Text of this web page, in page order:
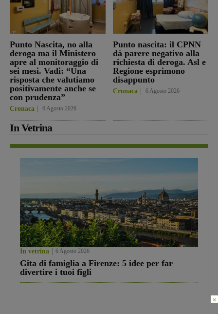
Punto Nascita, no alla
deroga ma il Ministero
apre al monitoraggio di
sei mesi. Vadi: “Una
risposta che valutiamo
positivamente anche se
con prudenza”
Cronaca 6 Agosto 2026
Punto nascita: il CPNN
dà parere negativo alla
richiesta di deroga. Asl e
Regione esprimono
disappunto
Cronaca 6 Agosto 2026
In Vetrina
In vetrina 6 Agosto 2026
Gita di famiglia a Firenze: 5 idee per far
divertire i tuoi figli
×